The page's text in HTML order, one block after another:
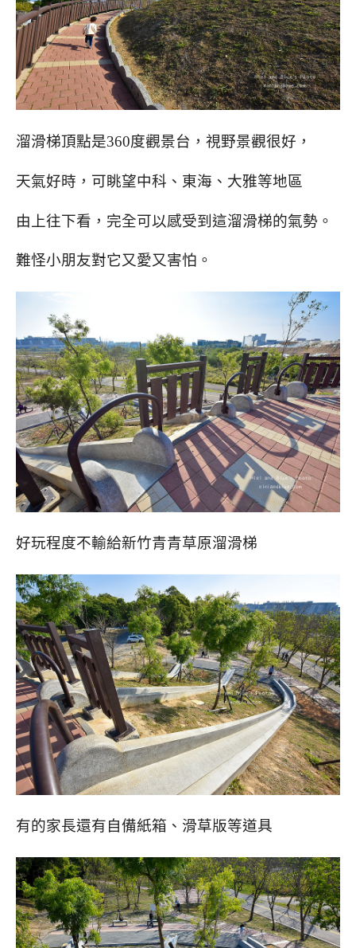
溜滑梯頂點是360度觀景台， 視野景觀很好，
天氣好時，可眺望中科、東海、大雅等地區
由上往下看，完全可以感受到這溜滑梯的氣勢。
難怪小朋友對它又愛又害怕。
好玩程度不輸給新竹青青草原溜滑梯
有的家長還有自備紙箱、滑草版等道具